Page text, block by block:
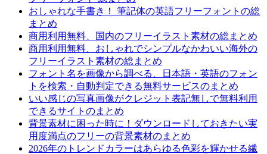
おしゃれな手書き！ 筆記体の英語フリーフォントの総
まとめ
商用利用無料、国内のフリーイラスト素材の総まとめ
商用利用無料、おしゃれでシンプルなかわいい海外の
フリーイラスト素材の総まとめ
フォント名を画像から調べる、日本語・英語のフォン
トを検索・自動判定できる無料サービスのまとめ
いい感じの写真画像がクレジット表記無しで無料利用
できるサイトのまとめ
背景素材に困った時に！ダウンロードしておきたい実
用度満点のフリーの背景素材のまとめ
2026年のトレンドカラーはあらゆる色彩を輝かせる繊